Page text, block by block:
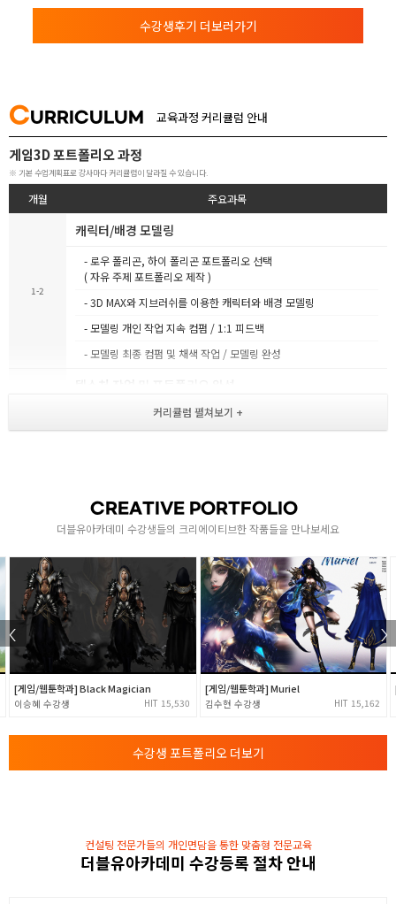
수강생후기 더보러가기
CURRICULUM 교육과정 커리큘럼 안내
게임3D 포트폴리오 과정
※ 기본 수업계획표로 강사마다 커리큘럼이 달라질 수 있습니다.
개월 주요과목
1-2
캐릭터/배경 모델링
- 로우 폴리곤, 하이 폴리곤 포트폴리오 선택
( 자유 주제 포트폴리오 제작 )
- 3D MAX와 지브러쉬를 이용한 캐릭터와 배경 모델링
- 모델링 개인 작업 지속 컴펌 / 1:1 피드백
- 모델링 최종 컴펌 및 채색 작업 / 모델링 완성
텍스처 작업 및 포트폴리오 완성
- 서브스턴스페인터를 사용한 임포트와 맵 소스 추출
- 서브스턴스페인터를 사용한 셋팅 / 채색 작업
- 포트폴리오 샷 수정 작업 / 최종 포트폴리오 완성
CREATIVE PORTFOLIO
더블유아카데미 수강생들의 크리에이티브한 작품들을 만나보세요
[게임/웹툰학과] Black Magician
이승혜 15,530
[게임/웹툰학과] Muriel
김수현 15,162
수강생 포트폴리오 더보기
컨설팅 전문가들의 개인면담을 통한 맞춤형 전문교육
더블유아카데미 수강등록 절차 안내